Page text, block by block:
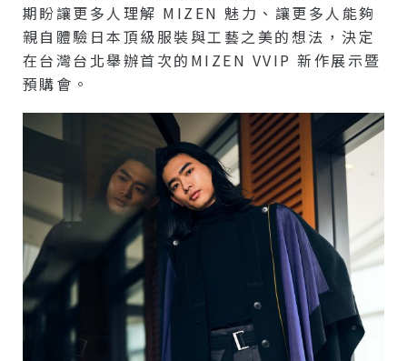
期盼讓更多人理解 MIZEN 魅力、讓更多人能夠
親自體驗日本頂級服裝與工藝之美的想法，決定
在台灣台北舉辦首次的MIZEN VVIP 新作展示暨
預購會。